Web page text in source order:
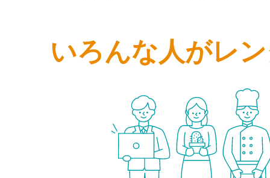
いろんな人がレ